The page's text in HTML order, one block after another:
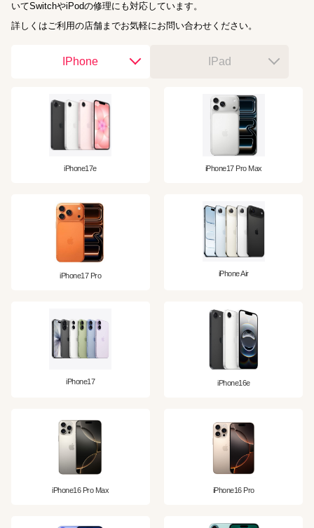
いてSwitchやiPodの修理にも対応しています。
詳しくはご利用の店舗までお気軽にお問い合わせください。
IPhone IPad
iPhone17e iPhone17 Pro Max
iPhone17 Pro iPhone Air
iPhone17 iPhone16e
iPhone16 Pro Max iPhone16 Pro